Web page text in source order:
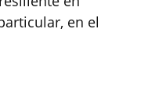
en el